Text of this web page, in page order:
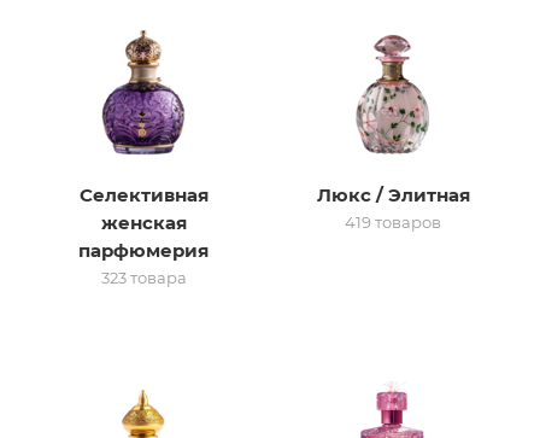
Селективная
женская
парфюмерия
323 товара
Люкс / Элитная
419 товаров